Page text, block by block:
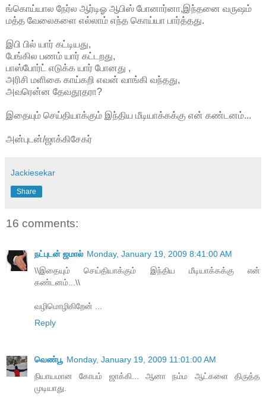
ங்கொய்யால நேர்ல ஆர்டிஓ ஆபிஸ் போனார்னா,இந்தனை வருஷம்
மத்த வேலைகளை எல்லாம் எந்த கொய்யா பார்த்தது.
இபி பில் யார் கட்டியது,
பேங்கில பணம் யார் கட்டறது,
பாஸ்போர்ட் எடுக்க யார் போனது ,
அரிசி மளிகை காய்கறி எவன் வாங்கி வந்தது,
அவரென்ன தேவதூதரா?
இதையும் செய்தியாக்கும் இந்திய மீடியாக்கக்கு என் கண்டனம்...
அன்புடன்/ஜாக்கிசேகர்
Jackiesekar
Share
16 comments:
நட்புடன் ஜமால் Monday, January 19, 2009 8:41:00 AM
\\இதையும் செய்தியாக்கும் இந்திய மீடியாக்கக்கு என்
கண்டனம்...\\
வழிமொழிகிறேன் ...
Reply
வெண்பூ Monday, January 19, 2009 11:01:00 AM
நியாயமான கோபம் ஜாக்கி... ஆனா நம்ம ஆட்களை திருத்த
முடியாது.